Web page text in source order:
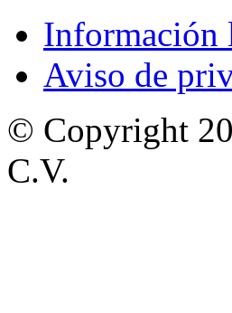
Información
Aviso de
© Copyright
C.V.